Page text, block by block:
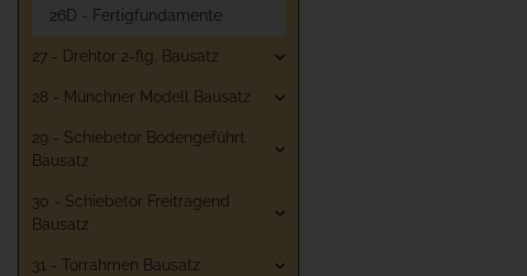
26D - Fertigfundamente
27 - Drehtor 2-flg. Bausatz
28 - Münchner Modell Bausatz
29 - Schiebetor Bodengeführt
Bausatz
30 - Schiebetor Freitragend
Bausatz
31 - Torrahmen Bausatz